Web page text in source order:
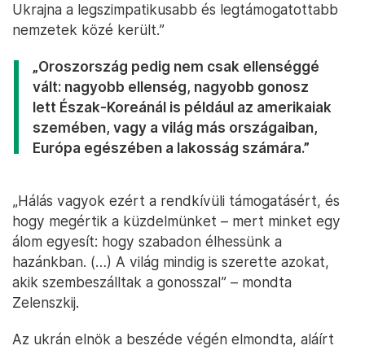
Ukrajna a legszimpatikusabb és legtámogatottabb
nemzetek közé került.”
„Oroszország pedig nem csak ellenséggé
vált: nagyobb ellenség, nagyobb gonosz
lett Észak-Koreánál is például az amerikaiak
szemében, vagy a világ más országaiban,
Európa egészében a lakosság számára.”
„Hálás vagyok ezért a rendkívüli támogatásért, és
hogy megértik a küzdelmünket – mert minket egy
álom egyesít: hogy szabadon élhessünk a
hazánkban. (…) A világ mindig is szerette azokat,
akik szembeszálltak a gonosszal” – mondta
Zelenszkij.
Az ukrán elnök a beszéde végén elmondta, aláírt